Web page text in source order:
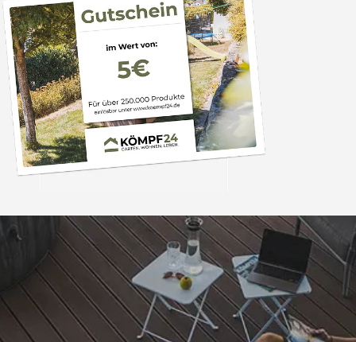
Trusted Shops
„Alles bestens,
weiter.“